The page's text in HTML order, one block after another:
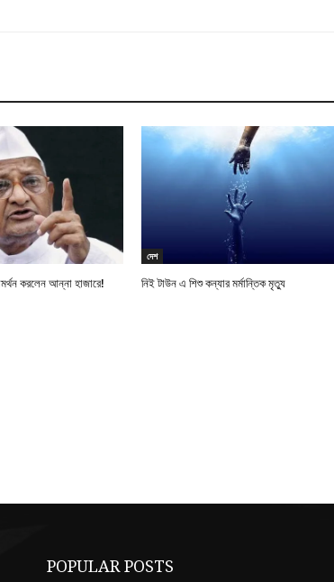
করলেন আন্না হাজারে!
দেশ
নিই টাউন এ শিশু কন্যার মর্মান্তিক মৃত্যু
POPULAR POSTS